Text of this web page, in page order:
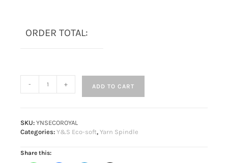
ORDER TOTAL:
- + ADD TO CART
SKU:YNSECOROYAL
Categories:Y&S Eco-soft,Yarn Spindle
Share this: